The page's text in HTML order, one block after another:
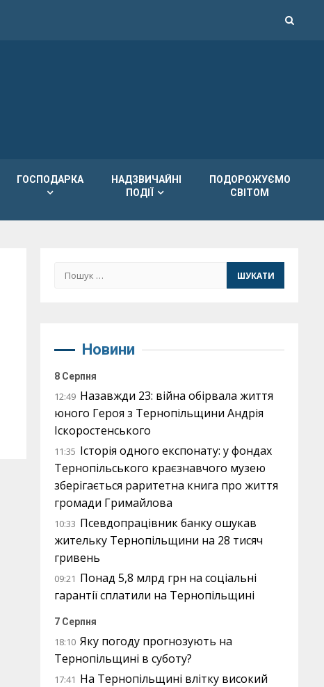
ГОСПОДАРКА
НАДЗВИЧАЙНІ
ПОДІЇ
ПОДОРОЖУЄМО
СВІТОМ
Пошук:
Новини
8 Серпня
12:49 Назавжди 23: війна обірвала життя
юного Героя з Тернопільщини Андрія
Іскоростенського
11:35 Історія одного експонату: у фондах
Тернопільського краєзнавчого музею
зберігається раритетна книга про життя
громади Гримайлова
10:33 Псевдопрацівник банку ошукав
жительку Тернопільщини на 28 тисяч
гривень
09:21 Понад 5,8 млрд грн на соціальні
гарантії сплатили на Тернопільщині
7 Серпня
18:10 Яку погоду прогнозують на
Тернопільщині в суботу?
17:41 На Тернопільщині влітку високий